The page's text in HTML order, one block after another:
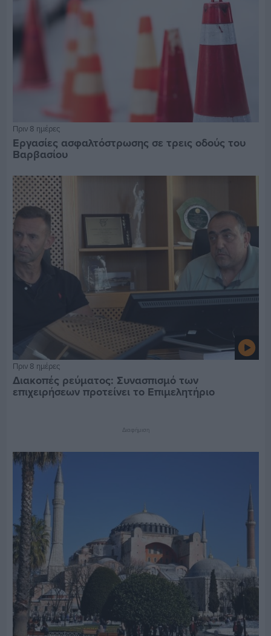
Πριν 8 ημέρες
Εργασίες ασφαλτόστρωσης σε τρεις οδούς του
Βαρβασίου
Πριν 8 ημέρες
Διακοπές ρεύματος: Συνασπισμό των
επιχειρήσεων προτείνει το Επιμελητήριο
Διαφήμιση